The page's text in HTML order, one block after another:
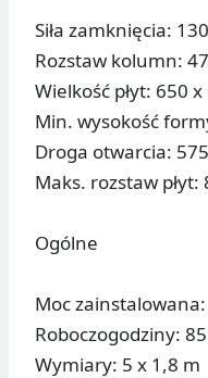
Siła zamknięcia:
Rozstaw kolumn:
Wielkość płyt: 650
Min. wysokość
Droga otwarcia:
Maks. rozstaw płyt:
Ogólne
Moc
Roboczogodziny:
Wymiary: 5 x 1,8 m